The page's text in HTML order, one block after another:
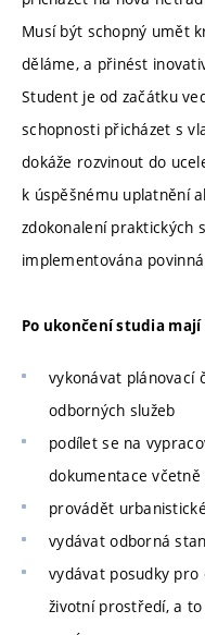
Musí být schopný umět
děláme, a přinést
Student je od začátku
schopnosti přicházet s
dokáže rozvinout do
k úspěšnému uplatnění
zdokonalení praktických
implementována
Po ukončení studia
vykonávat plánovací
odborných služeb
podílet se na
dokumentace
provádět
vydávat odborná
vydávat posudky pro
životní prostředí, a